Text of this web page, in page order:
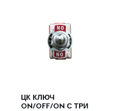
ЦК КЛЮЧ
ON/OFF/ON С ТРИ